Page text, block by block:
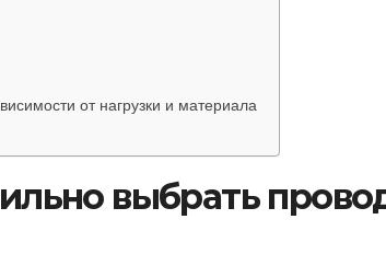
от нагрузки и материала
выбрать